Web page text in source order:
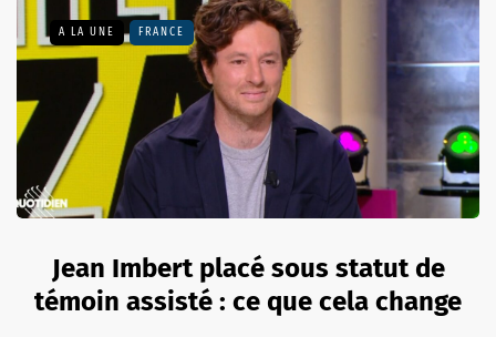
A LA UNE FRANCE
Jean Imbert placé sous statut de
témoin assisté : ce que cela change